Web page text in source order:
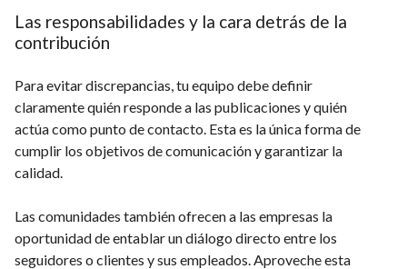
Las responsabilidades y la cara detrás de la
contribución
Para evitar discrepancias, tu equipo debe definir
claramente quién responde a las publicaciones y quién
actúa como punto de contacto. Esta es la única forma de
cumplir los objetivos de comunicación y garantizar la
calidad.
Las comunidades también ofrecen a las empresas la
oportunidad de entablar un diálogo directo entre los
seguidores o clientes y sus empleados. Aproveche esta